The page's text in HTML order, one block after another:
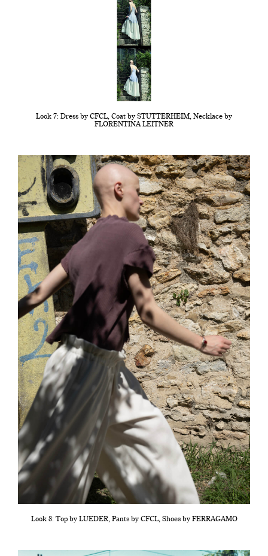
Look 7: Dress by CFCL, Coat by STUTTERHEIM, Necklace by
FLORENTINA LEITNER
Look 8: Top by LUEDER, Pants by CFCL, Shoes by FERRAGAMO